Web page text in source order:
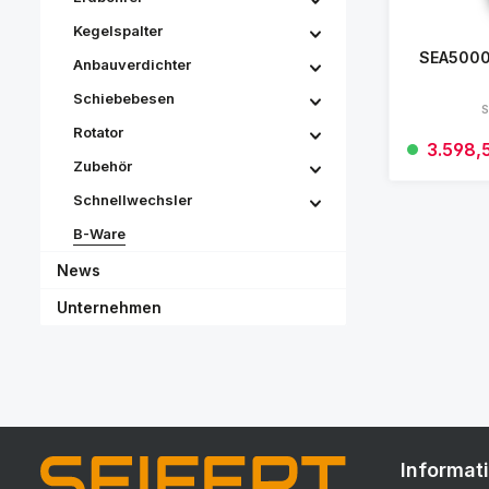
Kegelspalter
Anbauverdichter
Schiebebesen
Rotator
Zubehör
Schnellwechsler
B-Ware
News
Unternehmen